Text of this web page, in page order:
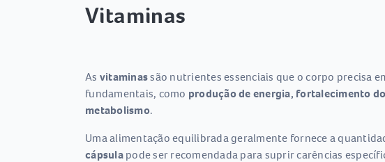
Vitaminas
As vitaminassão nutrientes essenciais que o corpo precisa
fundamentais, como produção de energia, fortalecimento
metabolismo.
Uma alimentação equilibrada geralmente fornece a
cápsulapode ser recomendada para suprir carências